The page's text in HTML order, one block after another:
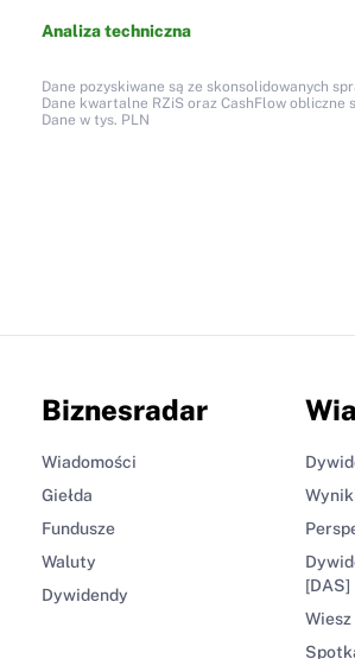
Analiza techniczna
Dane pozyskiwane są ze skonsolidowanych
Dane kwartalne RZiS oraz CashFlow obliczne
Dane w tys. PLN
Biznesradar
Wiadomości
Giełda
Fundusze
Waluty
Dywidendy
[DAS]